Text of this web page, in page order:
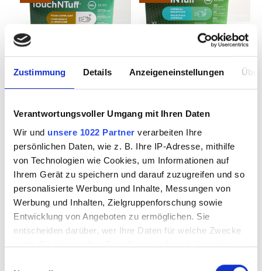
Zustimmung Details Anzeigeneinstellungen
Verantwortungsvoller Umgang mit Ihren Daten
Wir und unsere 1022 Partner verarbeiten Ihre
persönlichen Daten, wie z. B. Ihre IP-Adresse, mithilfe
von Technologien wie Cookies, um Informationen auf
Ihrem Gerät zu speichern und darauf zuzugreifen und so
personalisierte Werbung und Inhalte, Messungen von
Werbung und Inhalten, Zielgruppenforschung sowie
Entwicklung von Angeboten zu ermöglichen. Sie
entscheiden darüber, wer Ihre Daten für welche Zwecke
nutzt. Sie können Ihre Einwilligung jederzeit über die
Einmalhandschuhe
puderfrei 100 Stück
Gr. L
Einmalhandschuhe
puderfrei 100 Stück
NEU
Tipp